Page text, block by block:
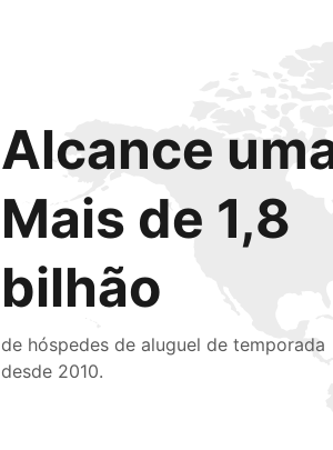
Alcance
Mais de 1,8
bilhão
de hóspedes de aluguel de temporada
desde 2010.